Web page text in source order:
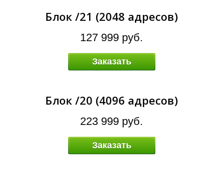
Блок /21 (2048 адресов)
127 999 руб.
Заказать
Блок /20 (4096 адресов)
223 999 руб.
Заказать